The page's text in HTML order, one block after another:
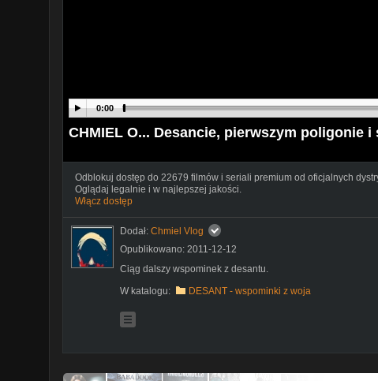
0:00
CHMIEL O... Desancie, pierwszym poligonie i
Odblokuj dostęp do 22679 filmów i seriali premium od oficjalnych
Oglądaj legalnie i w najlepszej jakości.
Włącz dostęp
Dodał: Chmiel Vlog
Opublikowano: 2011-12-12
Ciąg dalszy wspominek z desantu.
W katalogu:
DESANT - wspominki z woja